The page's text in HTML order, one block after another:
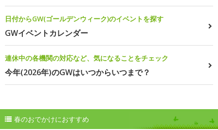
日付からGW(ゴールデンウィーク)のイベントを探す
GWイベントカレンダー
連休中の各機関の対応など、気になることをチェック
今年(2026年)のGWはいつからいつまで？
春のおでかけにおすすめ